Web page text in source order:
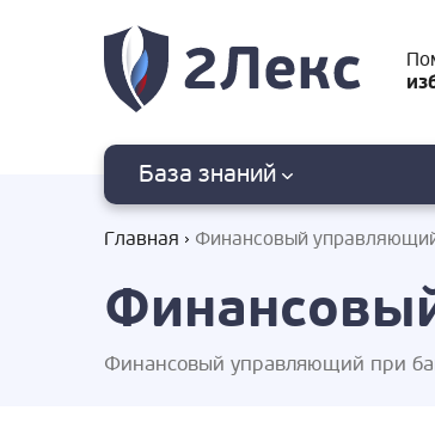
База знаний
Главная Финансовый
Финансовый управляющий при